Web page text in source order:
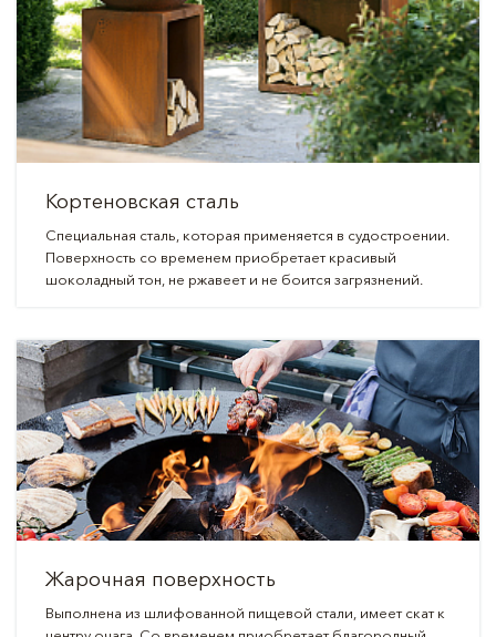
Кортеновская сталь
Специальная сталь, которая применяется в судостроении.
Поверхность со временем приобретает красивый
шоколадный тон, не ржавеет и не боится загрязнений.
Жарочная поверхность
Выполнена из шлифованной пищевой стали, имеет скат к